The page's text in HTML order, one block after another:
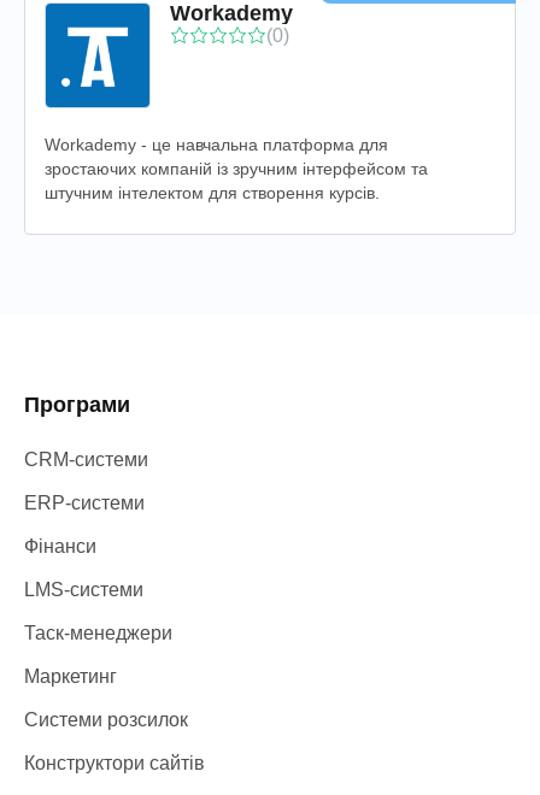
Workademy
(0)
Workademy - це навчальна платформа для
зростаючих компаній із зручним інтерфейсом та
штучним інтелектом для створення курсів.
Програми
CRM-системи
ERP-системи
Фінанси
LMS-системи
Таск-менеджери
Маркетинг
Системи розсилок
Конструктори сайтів